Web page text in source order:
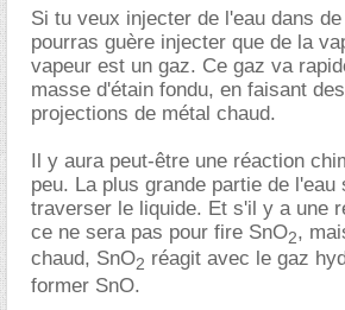
Si tu veux injecter de l'eau dans
pourras guère injecter que de la
vapeur est un gaz. Ce gaz va
masse d'étain fondu, en faisant
projections de métal chaud.
Il y aura peut-être une réaction
peu. La plus grande partie de l'eau
traverser le liquide. Et s'il y a une
ce ne sera pas pour fire SnO2,
chaud, SnO2 réagit avec le gaz
former SnO.